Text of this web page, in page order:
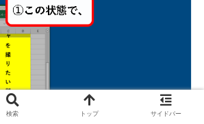
検索 トップ サイドバー